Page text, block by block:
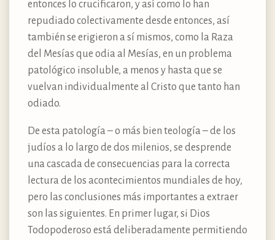
entonces lo crucificaron, y así como lo han
repudiado colectivamente desde entonces, así
también se erigieron a sí mismos, como la Raza
del Mesías que odia al Mesías, en un problema
patológico insoluble, a menos y hasta que se
vuelvan individualmente al Cristo que tanto han
odiado.
De esta patología – o más bien teología – de los
judíos a lo largo de dos milenios, se desprende
una cascada de consecuencias para la correcta
lectura de los acontecimientos mundiales de hoy,
pero las conclusiones más importantes a extraer
son las siguientes. En primer lugar, si Dios
Todopoderoso está deliberadamente permitiendo